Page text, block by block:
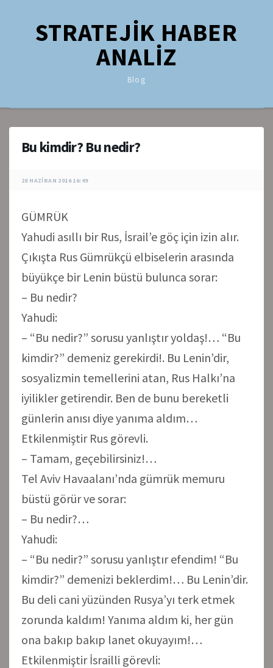
STRATEJİK HABER
ANALİZ
Blog
Bu kimdir? Bu nedir?
28 HAZIRAN 2016 16:49
GÜMRÜK
Yahudi asıllı bir Rus, İsrail’e göç için izin alır.
Çıkışta Rus Gümrükçü elbiselerin arasında
büyükçe bir Lenin büstü bulunca sorar:
– Bu nedir?
Yahudi:
– “Bu nedir?” sorusu yanlıştır yoldaş!… “Bu
kimdir?” demeniz gerekirdi!. Bu Lenin’dir,
sosyalizmin temellerini atan, Rus Halkı’na
iyilikler getirendir. Ben de bunu bereketli
günlerin anısı diye yanıma aldım…
Etkilenmiştir Rus görevli.
– Tamam, geçebilirsiniz!…
Tel Aviv Havaalanı’nda gümrük memuru
büstü görür ve sorar:
– Bu nedir?…
Yahudi:
– “Bu nedir?” sorusu yanlıştır efendim! “Bu
kimdir?” demenizi beklerdim!… Bu Lenin’dir.
Bu deli cani yüzünden Rusya’yı terk etmek
zorunda kaldım! Yanıma aldım ki, her gün
ona bakıp bakıp lanet okuyayım!…
Etkilenmiştir İsrailli görevli: